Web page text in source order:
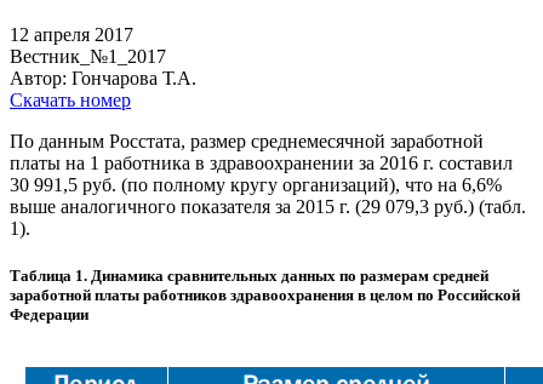
12 апреля 2017
Вестник_№1_2017
Автор: Гончарова Т.А.
Скачать номер
По данным Росстата, размер среднемесячной заработной
платы на 1 работника в здравоохранении за 2016 г. составил
30 991,5 руб. (по полному кругу организаций), что на 6,6%
выше аналогичного показателя за 2015 г. (29 079,3 руб.) (табл.
1).
Таблица 1. Динамика сравнительных данных по размерам средней
заработной платы работников здравоохранения в целом по Российской
Федерации